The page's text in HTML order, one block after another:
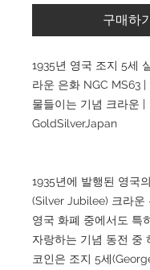
구매하
1935년 영국 조지 5세
라운 은화 NGC MS63 |
물들이는 기념 크라운 |
GoldSilverJapan
1935년에 발행된 영국
(Silver Jubilee) 크라운
영국 화폐 중에서도 특
자랑하는 기념 동전 중
코인은 조지 5세